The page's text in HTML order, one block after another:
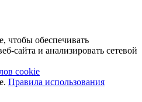
чтобы обеспечивать
сайта и анализировать сетевой
cookie
Правила использования